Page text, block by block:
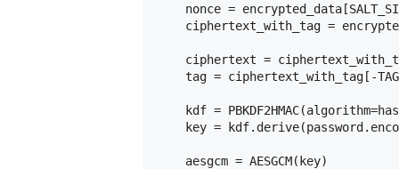
nonce =
ciphertext_with_tag =
ciphertext =
tag = ciphertext_with_tag[-
kdf =
key =
    aesgcm = AESGCM(key)